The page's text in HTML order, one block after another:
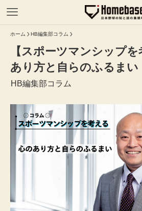
ホーム HB編集部コラム
【スポーツマンシップ
あり方と自らのふるまい
HB編集部コラム